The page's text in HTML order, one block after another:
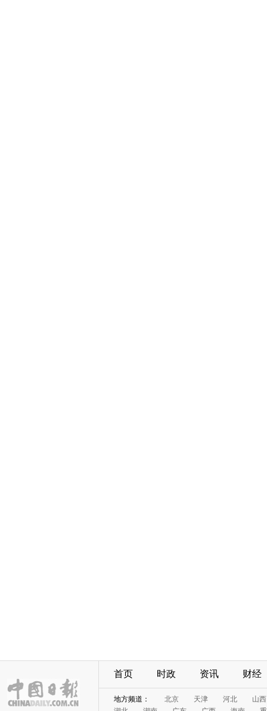
首页 时政 资讯 财经
地方频道： 北京 天津 河北
山西